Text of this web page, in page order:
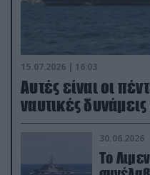
15.07.2026 | 16:03
Aυτές είναι οι
ναυτικές
30.06.2026
Το